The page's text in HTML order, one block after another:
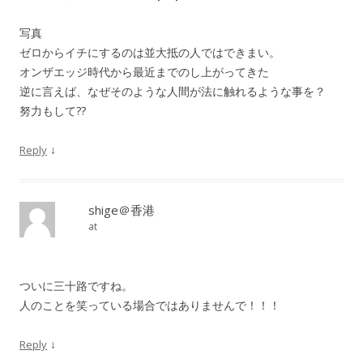
写真
ゼロからイチにするのは並大抵の人ではできまい。
オンザエッジ時代から最近までのし上がってきた
逆に言えば、なぜそのような人間が法に触れるような事を？
努力もして??
Reply ↓
shige＠香港
at
ついに三十路ですね。
人のことを笑っている場合ではありませんで！！！
Reply ↓